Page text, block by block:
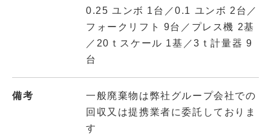
0.25 ユンボ 1台／0.1 ユンボ 2台／
フォークリフト 9台／プレス機 2基
／20ｔスケール 1基／3ｔ計量器 9
台
備考
一般廃棄物は弊社グループ会社での
回収又は提携業者に委託しておりま
す